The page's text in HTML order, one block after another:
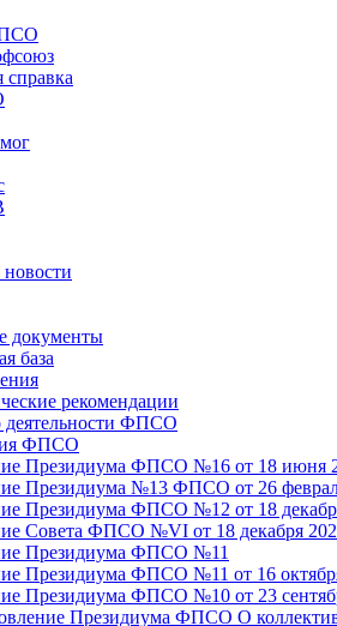
справка
документы
база
рекомендации
деятельности ФПСО
ФПСО
Президиума ФПСО №16 от 18 июня
Президиума №13 ФПСО от 26
Президиума ФПСО №12 от 18
Совета ФПСО №VI от 18 декабря
Президиума ФПСО №11
Президиума ФПСО №11 от 16
Президиума ФПСО №10 от 23
Президиума ФПСО О